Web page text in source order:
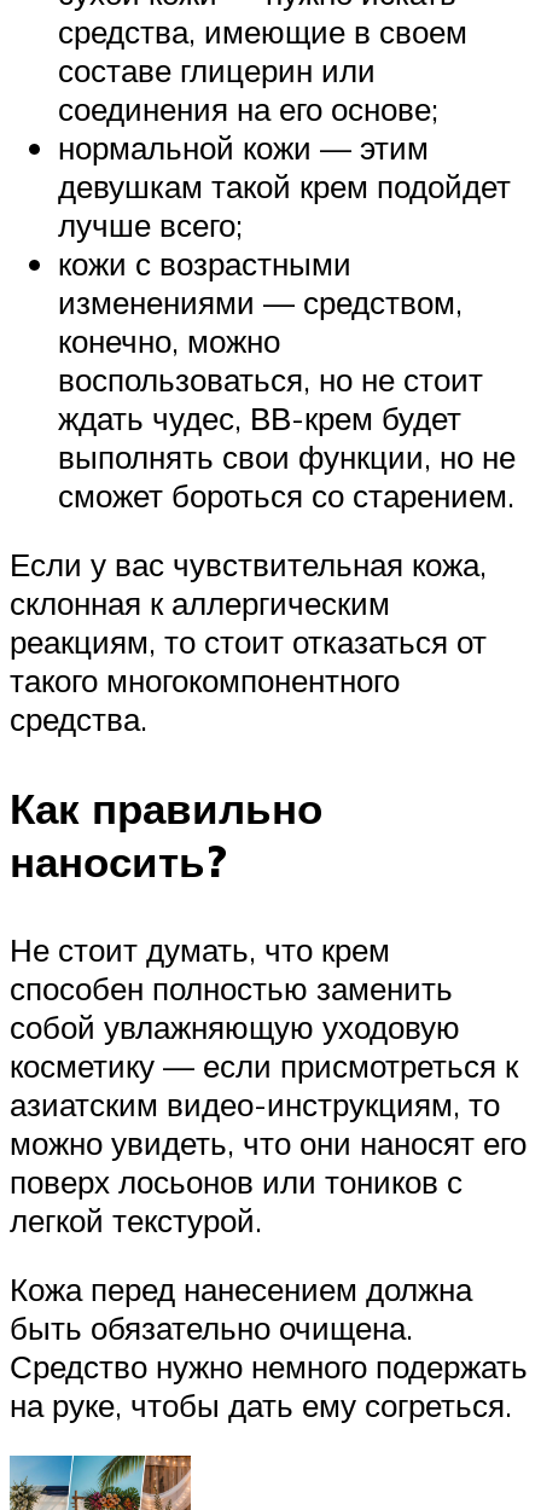
средства, имеющие в своем
составе глицерин или
соединения на его основе;
нормальной кожи — этим
девушкам такой крем подойдет
лучше всего;
кожи с возрастными
изменениями — средством,
конечно, можно
воспользоваться, но не стоит
ждать чудес, ВВ-крем будет
выполнять свои функции, но не
сможет бороться со старением.
Если у вас чувствительная кожа,
склонная к аллергическим
реакциям, то стоит отказаться от
такого многокомпонентного
средства.
Как правильно
наносить?
Не стоит думать, что крем
способен полностью заменить
собой увлажняющую уходовую
косметику — если присмотреться к
азиатским видео-инструкциям, то
можно увидеть, что они наносят его
поверх лосьонов или тоников с
легкой текстурой.
Кожа перед нанесением должна
быть обязательно очищена.
Средство нужно немного подержать
на руке, чтобы дать ему согреться.